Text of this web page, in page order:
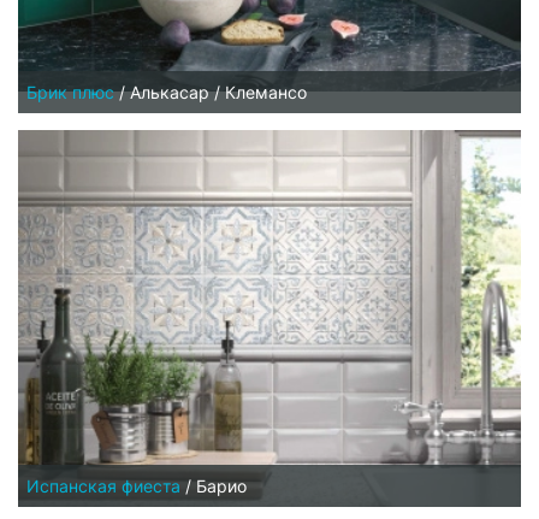
Брик плюс / Алькасар / Клемансо
Испанская фиеста / Барио